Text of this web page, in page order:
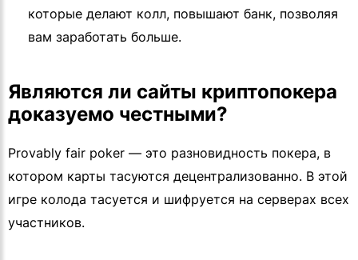
которые делают колл, повышают банк, позволяя
вам заработать больше.
Являются ли сайты криптопокера
доказуемо честными?
Provably fair poker — это разновидность покера, в
котором карты тасуются децентрализованно. В этой
игре колода тасуется и шифруется на серверах всех
участников.